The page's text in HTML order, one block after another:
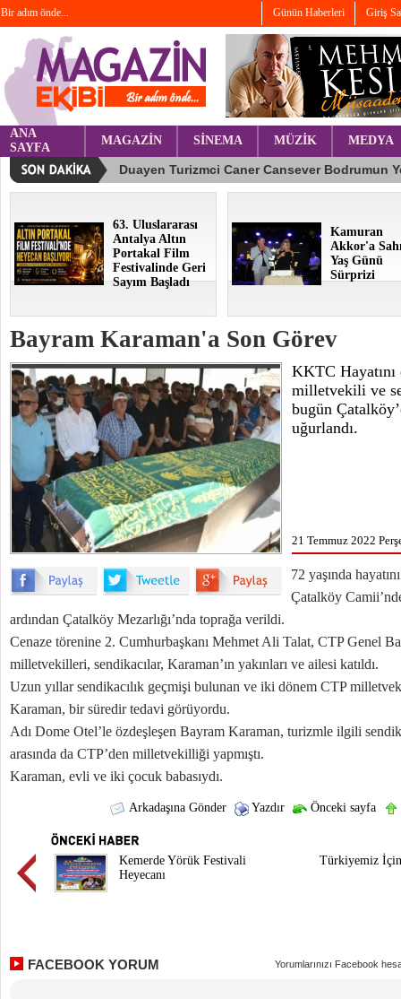
Bir adım önde... Günün Haberleri Giriş
ANA
SAYFA
MAGAZİN SİNEMA MÜZİK MEDYA
63. Uluslararası
Antalya Altın
Portakal Film
Festivalinde Geri
Sayım Başladı
Kamuran
Akkor'a
Yaş Günü
Sürprizi
Bayram Karaman'a Son Görev
KKTC
milletvekili ve
bugün
uğurlandı.
21 Temmuz 2022
72 yaşında
Çatalköy
ardından Çatalköy Mezarlığı’nda toprağa verildi.
Cenaze törenine 2. Cumhurbaşkanı Mehmet Ali Talat, CTP Genel
milletvekilleri, sendikacılar, Karaman’ın yakınları ve ailesi katıldı.
Uzun yıllar sendikacılık geçmişi bulunan ve iki dönem CTP
Karaman, bir süredir tedavi görüyordu.
Adı Dome Otel’le özdeşleşen Bayram Karaman, turizmle ilgili
arasında da CTP’den milletvekilliği yapmıştı.
Karaman, evli ve iki çocuk babasıydı.
Arkadaşına Gönder Yazdır Önceki sayfa
Kemerde Yörük Festivali
Heyecanı
Türkiyemiz
FACEBOOK YORUM Yorumlarınızı Facebook